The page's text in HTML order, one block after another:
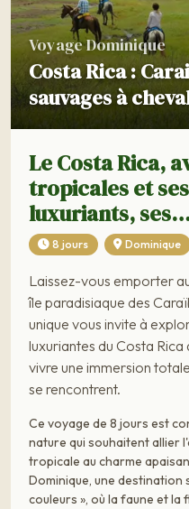
Voyage Dominique
Costa Rica :
sauvages à
Le Costa Rica,
tropicales et
luxuriants,
8 jours Dominique
Laissez-vous emporter
île paradisiaque des
unique vous invite à
luxuriantes du Costa
vivre une immersion
se rencontrent.
Ce voyage de 8 jours est
nature qui souhaitent allier
tropicale au charme
Dominique, une destination
couleurs », où la faune et la